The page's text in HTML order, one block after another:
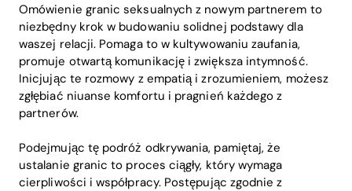
Omówienie granic seksualnych z nowym partnerem to
niezbędny krok w budowaniu solidnej podstawy dla
waszej relacji. Pomaga to w kultywowaniu zaufania,
promuje otwartą komunikację i zwiększa intymność.
Inicjując te rozmowy z empatią i zrozumieniem, możesz
zgłębiać niuanse komfortu i pragnień każdego z
partnerów.
Podejmując tę podróż odkrywania, pamiętaj, że
ustalanie granic to proces ciągły, który wymaga
cierpliwości i współpracy. Postępując zgodnie z